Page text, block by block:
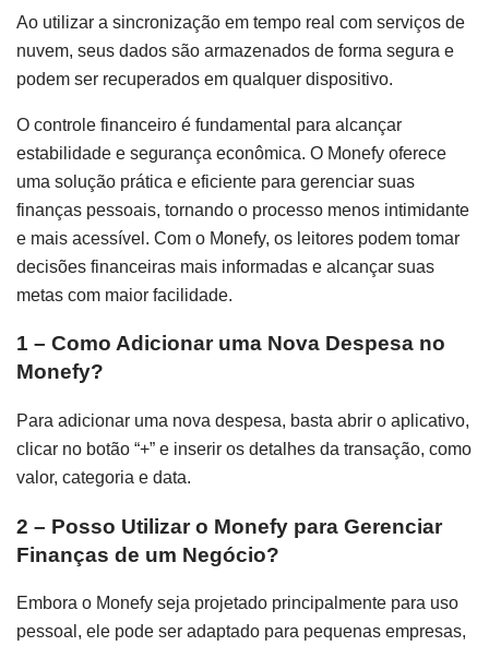
Ao utilizar a sincronização em tempo real com serviços de
nuvem, seus dados são armazenados de forma segura e
podem ser recuperados em qualquer dispositivo.
O controle financeiro é fundamental para alcançar
estabilidade e segurança econômica. O Monefy oferece
uma solução prática e eficiente para gerenciar suas
finanças pessoais, tornando o processo menos intimidante
e mais acessível. Com o Monefy, os leitores podem tomar
decisões financeiras mais informadas e alcançar suas
metas com maior facilidade.
1 – Como Adicionar uma Nova Despesa no
Monefy?
Para adicionar uma nova despesa, basta abrir o aplicativo,
clicar no botão “+” e inserir os detalhes da transação, como
valor, categoria e data.
2 – Posso Utilizar o Monefy para Gerenciar
Finanças de um Negócio?
Embora o Monefy seja projetado principalmente para uso
pessoal, ele pode ser adaptado para pequenas empresas,